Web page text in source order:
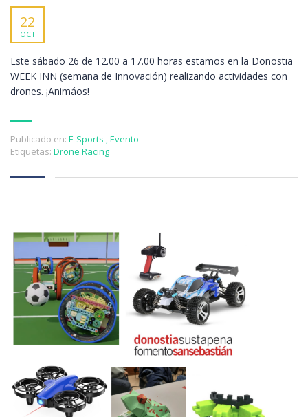
22
OCT
Este sábado 26 de 12.00 a 17.00 horas estamos en la Donostia
WEEK INN (semana de Innovación) realizando actividades con
drones. ¡Animáos!
Publicado en: E-Sports ,Evento
Etiquetas: Drone Racing